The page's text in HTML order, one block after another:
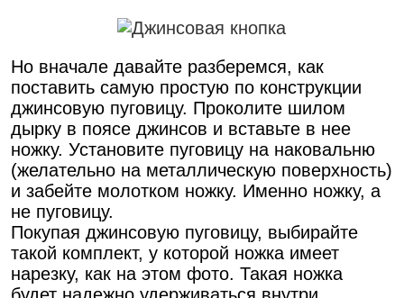
Но вначале давайте разберемся, как
поставить самую простую по конструкции
джинсовую пуговицу. Проколите шилом
дырку в поясе джинсов и вставьте в нее
ножку. Установите пуговицу на наковальню
(желательно на металлическую поверхность)
и забейте молотком ножку. Именно ножку, а
не пуговицу.
Покупая джинсовую пуговицу, выбирайте
такой комплект, у которой ножка имеет
нарезку, как на этом фото. Такая ножка